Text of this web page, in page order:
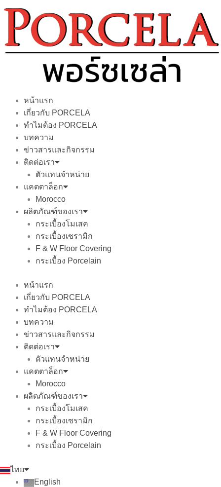
content
หน้าแรก
เกี่ยวกับ PORCELA
ทำไมต้อง PORCELA
บทความ
ข่าวสารและกิจกรรม
ติดต่อเรา
ตัวแทนจำหน่าย
แคตตาล็อก
Morocco
ผลิตภัณฑ์ของเรา
กระเบื้องโมเสค
กระเบื้องเซรามิก
F & W Floor Covering
กระเบื้อง Porcelain
หน้าแรก
เกี่ยวกับ PORCELA
ทำไมต้อง PORCELA
บทความ
ข่าวสารและกิจกรรม
ติดต่อเรา
ตัวแทนจำหน่าย
แคตตาล็อก
Morocco
ผลิตภัณฑ์ของเรา
กระเบื้องโมเสค
กระเบื้องเซรามิก
F & W Floor Covering
กระเบื้อง Porcelain
ไทย
English